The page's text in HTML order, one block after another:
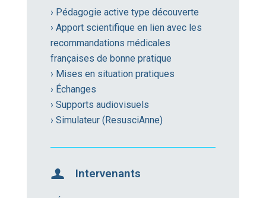
› Pédagogie active type découverte
› Apport scientifique en lien avec les
recommandations médicales
françaises de bonne pratique
› Mises en situation pratiques
› Échanges
› Supports audiovisuels
› Simulateur (ResusciAnne)
Intervenants